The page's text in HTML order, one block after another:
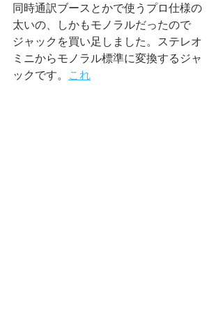
同時通訳ブースとかで使うプロ仕様の
太いの、しかもモノラルだったので
ジャックを買い足しました。ステレオ
ミニからモノラル標準に変換するジャ
ックです。 これ